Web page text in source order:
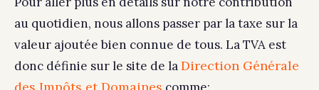
au quotidien, nous allons passer par la taxe sur la
valeur ajoutée bien connue de tous. La TVA est
donc définie sur le site de laDirection Générale